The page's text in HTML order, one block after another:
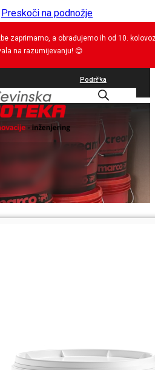
Preskoči na podnožje
zaprimamo, a obrađujemo ih od 10.
na razumijevanju! 😊
Podrška